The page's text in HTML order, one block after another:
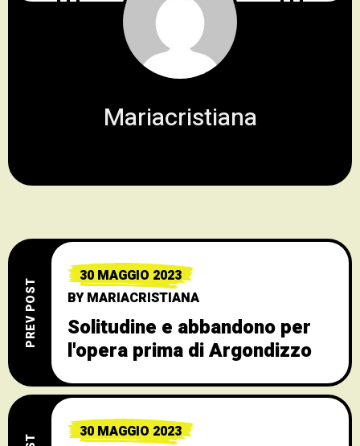
Mariacristiana
PREV POST
30 MAGGIO 2023
BYMARIACRISTIANA
Solitudine e abbandono per
l'opera prima di Argondizzo
30 MAGGIO 2023